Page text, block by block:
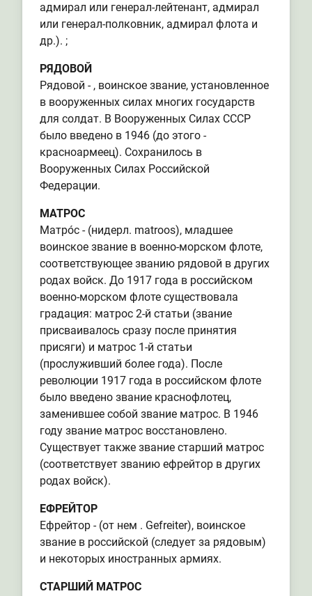
адмирал или генерал-лейтенант, адмирал
или генерал-полковник, адмирал флота и
др.). ;
РЯДОВОЙ
Рядовой - , воинское звание, установленное
в вооруженных силах многих государств
для солдат. В Вооруженных Силах СССР
было введено в 1946 (до этого -
красноармеец). Сохранилось в
Вооруженных Силах Российской
Федерации.
МАТРОС
Матро́с - (нидерл. matroos), младшее
воинское звание в военно-морском флоте,
соответствующее званию рядовой в других
родах войск. До 1917 года в российском
военно-морском флоте существовала
градация: матрос 2-й статьи (звание
присваивалось сразу после принятия
присяги) и матрос 1-й статьи
(прослуживший более года). После
революции 1917 года в российском флоте
было введено звание краснофлотец,
заменившее собой звание матрос. В 1946
году звание матрос восстановлено.
Существует также звание старший матрос
(соответствует званию ефрейтор в других
родах войск).
ЕФРЕЙТОР
Ефрейтор - (от нем . Gefreiter), воинское
звание в российской (следует за рядовым)
и некоторых иностранных армиях.
СТАРШИЙ МАТРОС